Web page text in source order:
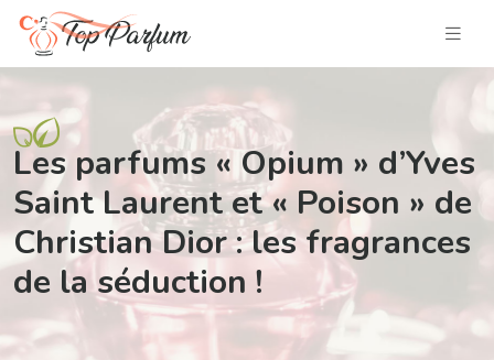
Les parfums « Opium » d’Yves
Saint Laurent et « Poison » de
Christian Dior : les fragrances
de la séduction !